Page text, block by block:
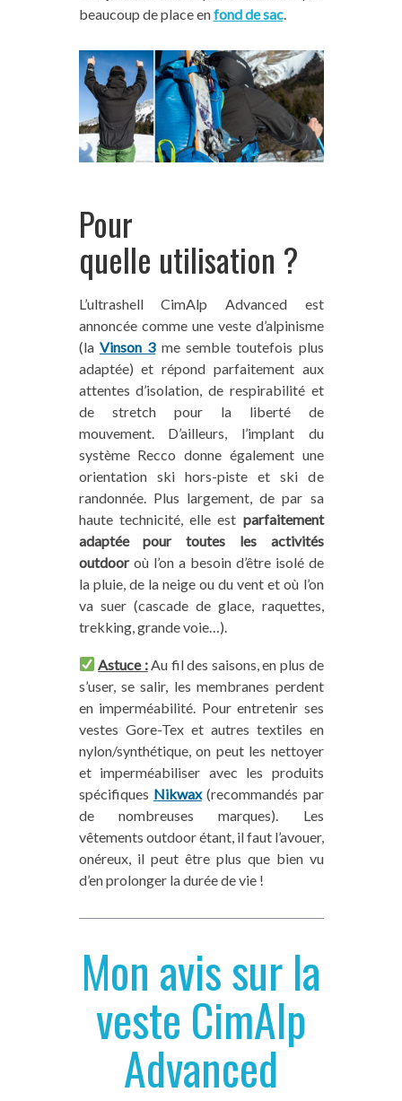
beaucoup de place enfond de sac.
Pour
quelle utilisation ?
L’ultrashell CimAlp Advanced est
annoncée comme une veste d’alpinisme
(la Vinson 3me semble toutefois plus
adaptée) et répond parfaitement aux
attentes d’isolation, de respirabilité et
de stretch pour la liberté de
mouvement. D’ailleurs, l’implant du
système Recco donne également une
orientation ski hors-piste et ski de
randonnée. Plus largement, de par sa
haute technicité, elle est parfaitement
adaptée pour toutes les activités
outdooroù l’on a besoin d’être isolé de
la pluie, de la neige ou du vent et où l’on
va suer (cascade de glace, raquettes,
trekking, grande voie…).
Astuce :Au fil des saisons, en plus de
s’user, se salir, les membranes perdent
en imperméabilité. Pour entretenir ses
vestes Gore-Tex et autres textiles en
nylon/synthétique, on peut les nettoyer
et imperméabiliser avec les produits
spécifiques Nikwax(recommandés par
de nombreuses marques). Les
vêtements outdoor étant, il faut l’avouer,
onéreux, il peut être plus que bien vu
d’en prolonger la durée de vie !
Mon avis sur la
veste CimAlp
Advanced